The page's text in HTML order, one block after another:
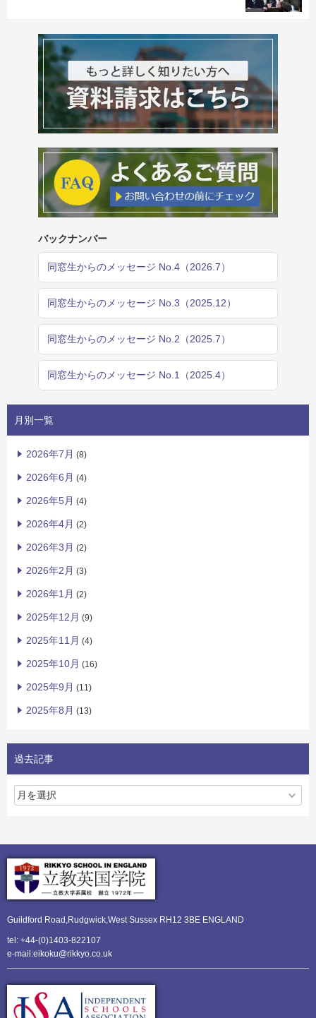
バックナンバー
同窓生からのメッセージ No.4（2026.7）
同窓生からのメッセージ No.3（2025.12）
同窓生からのメッセージ No.2（2025.7）
同窓生からのメッセージ No.1（2025.4）
月別一覧
2026年7月 (8)
2026年6月 (4)
2026年5月 (4)
2026年4月 (2)
2026年3月 (2)
2026年2月 (3)
2026年1月 (2)
2025年12月 (9)
2025年11月 (4)
2025年10月 (16)
2025年9月 (11)
2025年8月 (13)
過去記事
Guildford Road,Rudgwick,West Sussex RH12 3BE ENGLAND
tel: +44-(0)1403-822107
e-mail:eikoku@rikkyo.co.uk